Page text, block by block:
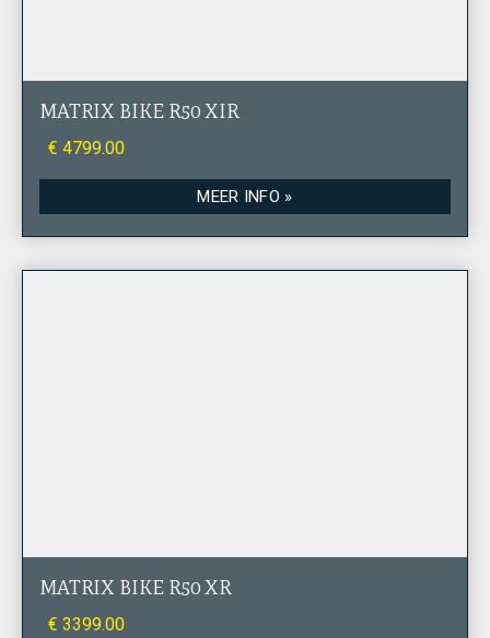
MATRIX BIKE R50 XIR
€ 4799.00
MEER INFO »
MATRIX BIKE R50 XR
€ 3399.00